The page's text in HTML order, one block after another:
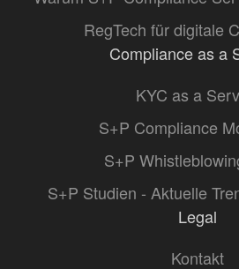
RegTech für digitale
Compliance as a
KYC as a
S+P Compliance
S+P
S+P Studien - Aktuelle
Legal
Kontakt